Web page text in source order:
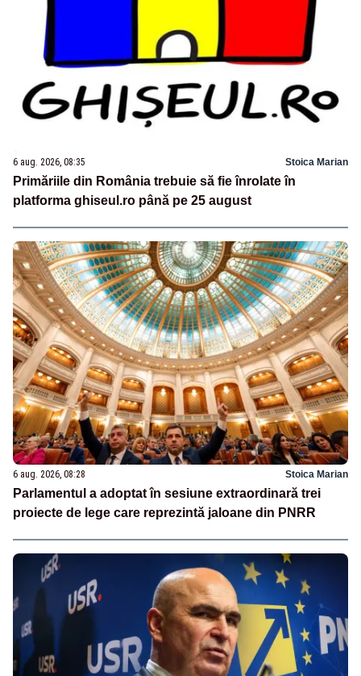
6 aug. 2026, 08:35 Stoica Marian
Primăriile din România trebuie să fie înrolate în
platforma ghiseul.ro până pe 25 august
6 aug. 2026, 08:28 Stoica Marian
Parlamentul a adoptat în sesiune extraordinară trei
proiecte de lege care reprezintă jaloane din PNRR